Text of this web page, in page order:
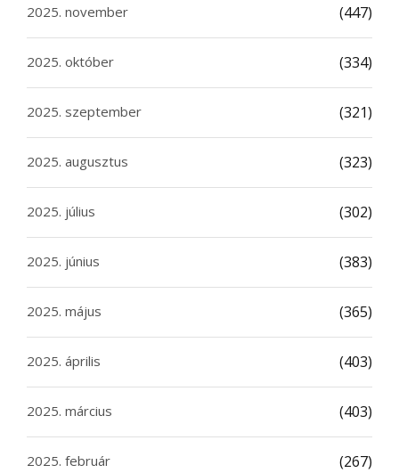
2025. november (447)
2025. október (334)
2025. szeptember (321)
2025. augusztus (323)
2025. július (302)
2025. június (383)
2025. május (365)
2025. április (403)
2025. március (403)
2025. február (267)